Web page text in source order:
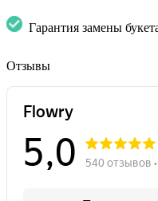
Гарантия замены
Отзывы